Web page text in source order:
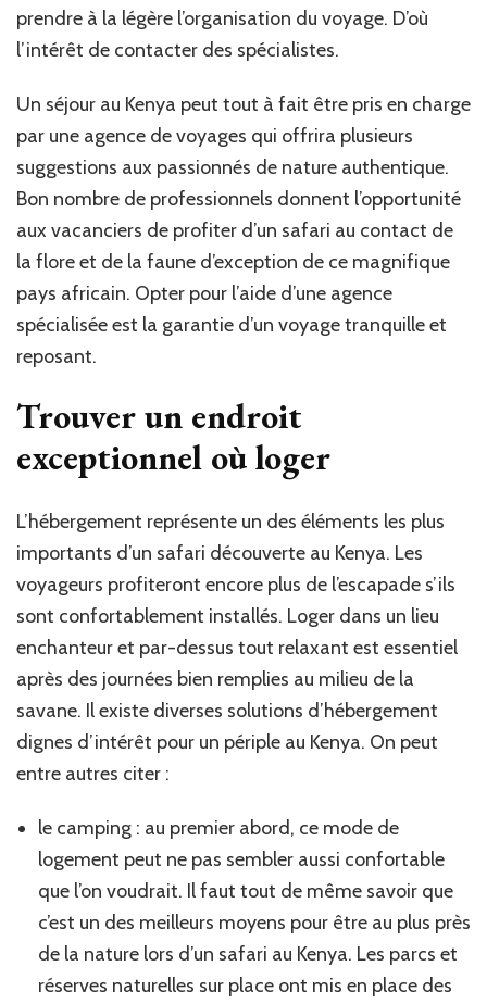
prendre à la légère l’organisation du voyage. D’où
l’intérêt de contacter des spécialistes.
Un séjour au Kenya peut tout à fait être pris en charge
par une agence de voyages qui offrira plusieurs
suggestions aux passionnés de nature authentique.
Bon nombre de professionnels donnent l’opportunité
aux vacanciers de profiter d’un safari au contact de
la flore et de la faune d’exception de ce magnifique
pays africain. Opter pour l’aide d’une agence
spécialisée est la garantie d’un voyage tranquille et
reposant.
Trouver un endroit
exceptionnel où loger
L’hébergement représente un des éléments les plus
importants d’un safari découverte au Kenya. Les
voyageurs profiteront encore plus de l’escapade s’ils
sont confortablement installés. Loger dans un lieu
enchanteur et par-dessus tout relaxant est essentiel
après des journées bien remplies au milieu de la
savane. Il existe diverses solutions d’hébergement
dignes d’intérêt pour un périple au Kenya. On peut
entre autres citer :
le camping : au premier abord, ce mode de
logement peut ne pas sembler aussi confortable
que l’on voudrait. Il faut tout de même savoir que
c’est un des meilleurs moyens pour être au plus près
de la nature lors d’un safari au Kenya. Les parcs et
réserves naturelles sur place ont mis en place des